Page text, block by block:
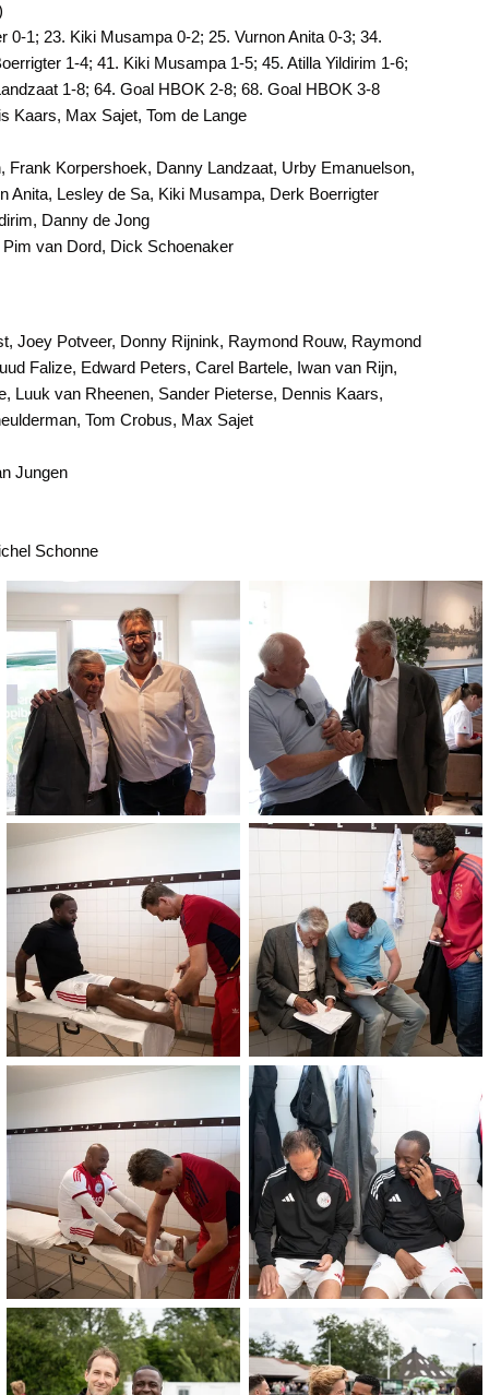
0-1; 23. Kiki Musampa 0-2; 25. Vurnon Anita 0-3; 34.
1-4; 41. Kiki Musampa 1-5; 45. Atilla Yildirim 1-6;
1-8; 64. Goal HBOK 2-8; 68. Goal HBOK 3-8
Kaars, Max Sajet, Tom de Lange
Frank Korpershoek, Danny Landzaat, Urby Emanuelson,
Anita, Lesley de Sa, Kiki Musampa, Derk Boerrigter
Danny de Jong
van Dord, Dick Schoenaker
Joey Potveer, Donny Rijnink, Raymond Rouw, Raymond
Falize, Edward Peters, Carel Bartele, Iwan van Rijn,
Luuk van Rheenen, Sander Pieterse, Dennis Kaars,
Tom Crobus, Max Sajet
Jungen
Schonne